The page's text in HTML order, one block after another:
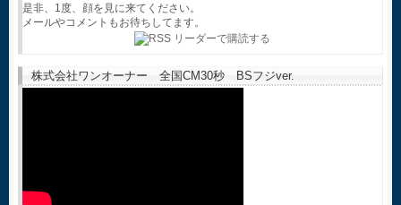
是非、1度、顔を見に来てください。
メールやコメントもお待ちしてます。
株式会社ワンオーナー 全国CM30秒 BSフジver.